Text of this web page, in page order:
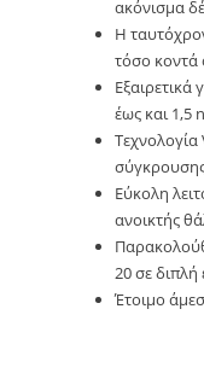
ακόνισμα
Η
τόσο κοντά
Εξαιρετικά
έως και 1,5
Εύκολη
ανοικτής
20 σε διπλή
Έτοιμο